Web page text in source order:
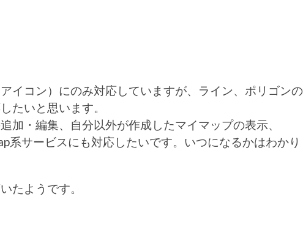
イコン）にのみ対応していますが、ライン、ポリゴンの
たいと思います。
加・編集、自分以外が作成したマイマップの表示、
系サービスにも対応したいです。いつになるかはわかり
たようです。